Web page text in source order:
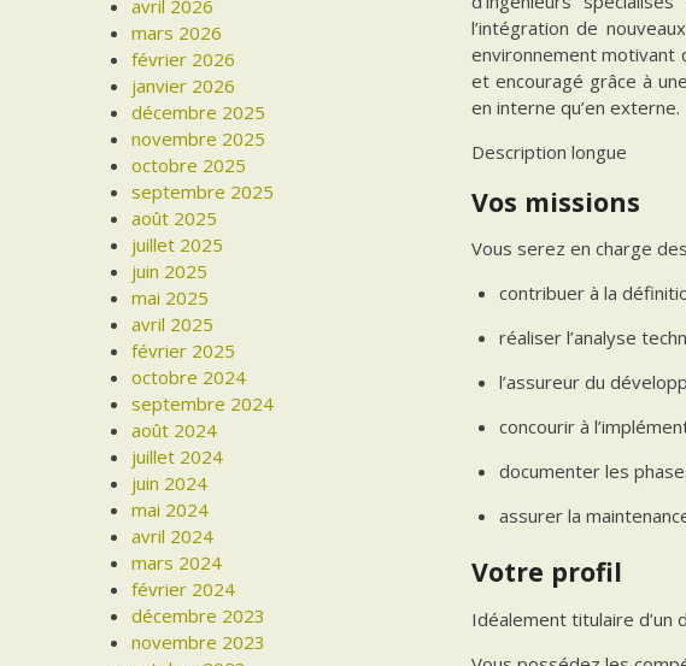
l’intégration de
environnement motivant
et encouragé grâce à
en interne qu’en externe.
Description longue
Vos missions
Vous serez en charge
contribuer à la
réaliser l’analyse
l’assureur du
concourir à
documenter les
assurer la
Votre profil
Idéalement titulaire d’un
avril 2026
mars 2026
février 2026
janvier 2026
décembre 2025
novembre 2025
octobre 2025
septembre 2025
août 2025
juillet 2025
juin 2025
mai 2025
avril 2025
février 2025
octobre 2024
septembre 2024
août 2024
juillet 2024
juin 2024
mai 2024
avril 2024
mars 2024
février 2024
décembre 2023
novembre 2023